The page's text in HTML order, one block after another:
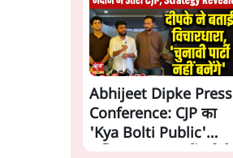
Abhijeet Dipke Press
Conference: CJP का
'Kya Bolti Public'